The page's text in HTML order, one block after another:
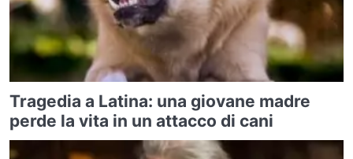
Tragedia a Latina: una giovane madre
perde la vita in un attacco di cani